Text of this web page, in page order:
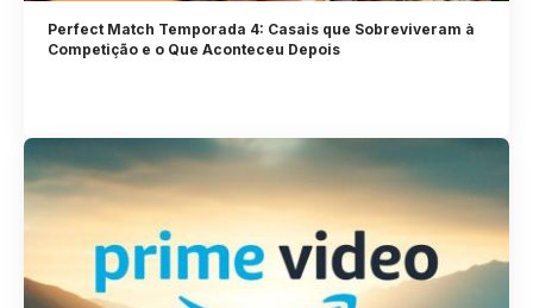
Perfect Match Temporada 4: Casais que Sobreviveram à
Competição e o Que Aconteceu Depois